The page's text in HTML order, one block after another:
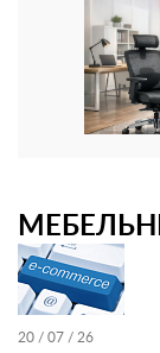
20 / 07 / 26